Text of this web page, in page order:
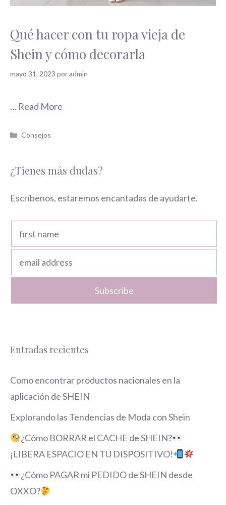
Qué hacer con tu ropa vieja de
Shein y cómo decorarla
mayo 31, 2023 poradmin
… Read More
Categorías
Consejos
¿Tienes más dudas?
Escríbenos, estaremos encantadas de ayudarte.
Entradas recientes
Como encontrar productos nacionales en la
aplicación de SHEIN
Explorando las Tendencias de Moda con Shein
¿Cómo BORRAR el CACHE de SHEIN?
¡LIBERA ESPACIO EN TU DISPOSITIVO!
¿Cómo PAGAR mi PEDIDO de SHEIN desde
OXXO?